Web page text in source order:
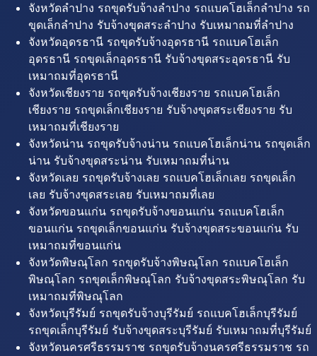
จังหวัดลำปาง รถขุดรับจ้างลำปาง รถแบคโฮเล็กลำปาง รถ
ขุดเล็กลำปาง รับจ้างขุดสระลำปาง รับเหมาถมที่ลำปาง
จังหวัดอุดรธานี รถขุดรับจ้างอุดรธานี รถแบคโฮเล็ก
อุดรธานี รถขุดเล็กอุดรธานี รับจ้างขุดสระอุดรธานี รับ
เหมาถมที่อุดรธานี
จังหวัดเชียงราย รถขุดรับจ้างเชียงราย รถแบคโฮเล็ก
เชียงราย รถขุดเล็กเชียงราย รับจ้างขุดสระเชียงราย รับ
เหมาถมที่เชียงราย
จังหวัดน่าน รถขุดรับจ้างน่าน รถแบคโฮเล็กน่าน รถขุดเล็ก
น่าน รับจ้างขุดสระน่าน รับเหมาถมที่น่าน
จังหวัดเลย รถขุดรับจ้างเลย รถแบคโฮเล็กเลย รถขุดเล็ก
เลย รับจ้างขุดสระเลย รับเหมาถมที่เลย
จังหวัดขอนแก่น รถขุดรับจ้างขอนแก่น รถแบคโฮเล็ก
ขอนแก่น รถขุดเล็กขอนแก่น รับจ้างขุดสระขอนแก่น รับ
เหมาถมที่ขอนแก่น
จังหวัดพิษณุโลก รถขุดรับจ้างพิษณุโลก รถแบคโฮเล็ก
พิษณุโลก รถขุดเล็กพิษณุโลก รับจ้างขุดสระพิษณุโลก รับ
เหมาถมที่พิษณุโลก
จังหวัดบุรีรัมย์ รถขุดรับจ้างบุรีรัมย์ รถแบคโฮเล็กบุรีรัมย์
รถขุดเล็กบุรีรัมย์ รับจ้างขุดสระบุรีรัมย์ รับเหมาถมที่บุรีรัมย์
จังหวัดนครศรีธรรมราช รถขุดรับจ้างนครศรีธรรมราช รถ